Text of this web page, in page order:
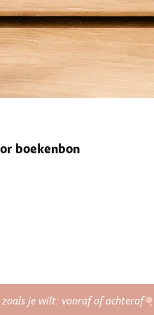
boekenbon
je wilt: vooraf of achteraf